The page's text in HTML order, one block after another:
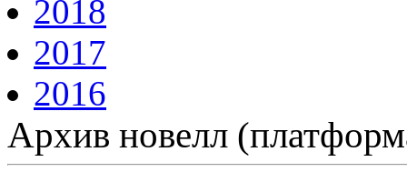
2018
2017
2016
Архив новелл